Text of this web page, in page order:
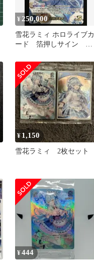
¥ 250,000
雪花ラミィ ホロライブカ
ード 箔押しサイン
¥ 1,150
雪花ラミィ 2枚セット
¥444